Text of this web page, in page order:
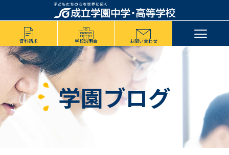
資料請求 学校説明会 お問い合わせ
学園ブログ